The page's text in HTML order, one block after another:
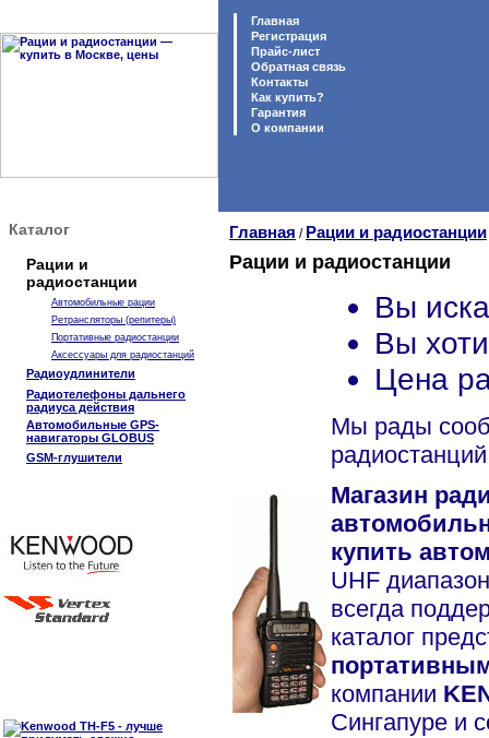
Главная
Регистрация
Прайс-лист
Обратная связь
Контакты
Как купить?
Гарантия
O компании
Каталог
Рации и
радиостанции
Автомобильные рации
Ретрансляторы (репитеры)
Портативные радиостанции
Аксессуары для радиостанций
Радиоудлинители
Радиотелефоны дальнего
радиуса действия
Автомобильные GPS-
навигаторы GLOBUS
GSM-глушители
Главная / Рации и радиостанции
Рации и радиостанции
Вы
Вы
Цена
Мы рады
Магазин
купить
UHF
всегда
каталог
компании
Сингапуре и